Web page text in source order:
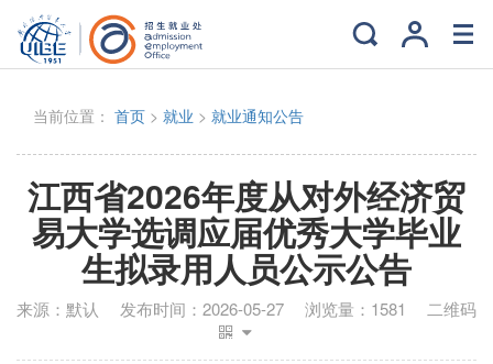
当前位置： 首页 > 就业 > 就业通知公告
江西省2026年度从对外经济贸
易大学选调应届优秀大学毕业
生拟录用人员公示公告
来源： 默认 发布时间： 2026-05-27 浏览量： 1581 二维码